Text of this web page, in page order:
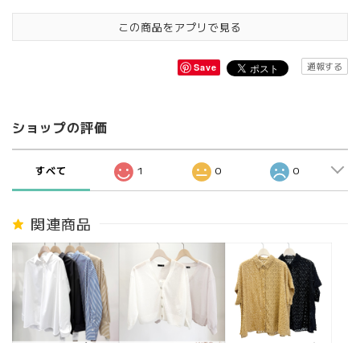
この商品をアプリで見る
Save 通報する
ショップの評価
すべて 1 0 0
関連商品